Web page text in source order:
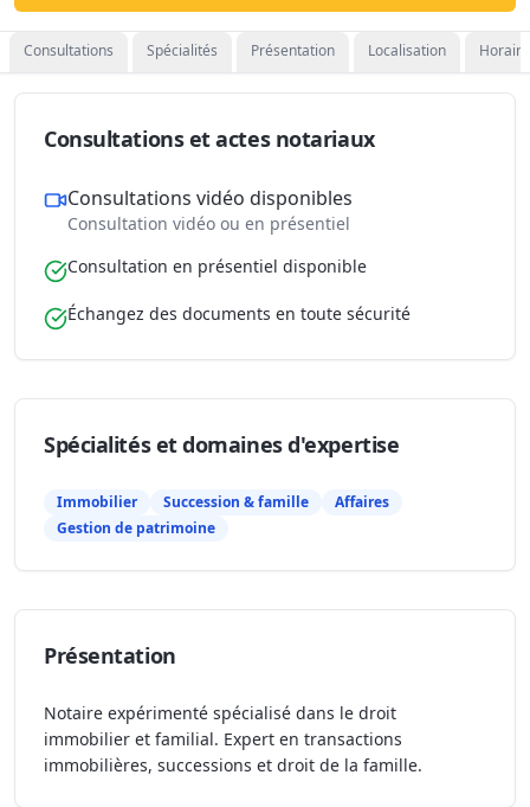
Consultations Spécialités Présentation Localisation
Consultations et actes notariaux
Consultations vidéo disponibles
Consultation vidéo ou en présentiel
Consultation en présentiel disponible
Échangez des documents en toute sécurité
Spécialités et domaines d'expertise
Immobilier Succession & famille
Affaires
Gestion de patrimoine
Présentation
Notaire expérimenté spécialisé dans le droit
immobilier et familial. Expert en transactions
immobilières, successions et droit de la famille.